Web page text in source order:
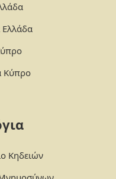
Κύπρο
Κηδειών